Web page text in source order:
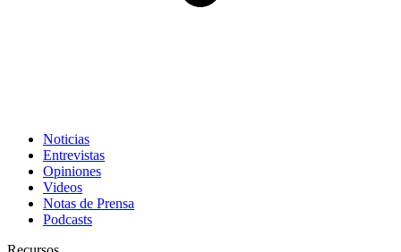
Noticias
Entrevistas
Opiniones
Videos
Notas de Prensa
Podcasts